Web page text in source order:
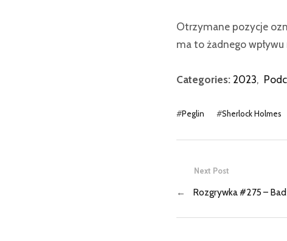
Otrzymane pozycje
ma to żadnego
Categories: 2023,
#Peglin #Sherlock Holmes
Next Post
← Rozgrywka #275 –